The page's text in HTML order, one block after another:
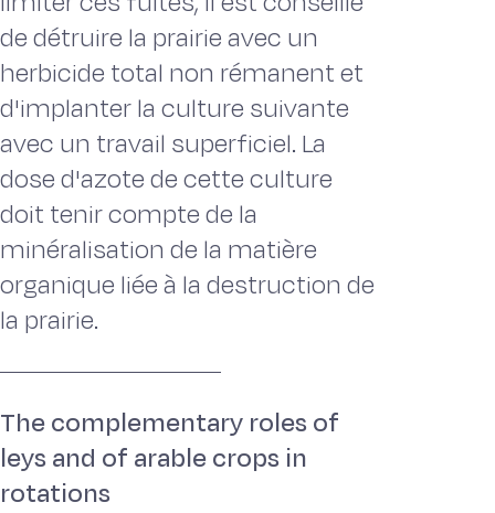
de détruire la prairie avec un
herbicide total non rémanent et
d'implanter la culture suivante
avec un travail superficiel. La
dose d'azote de cette culture
doit tenir compte de la
minéralisation de la matière
organique liée à la destruction de
la prairie.
The complementary roles of
leys and of arable crops in
rotations